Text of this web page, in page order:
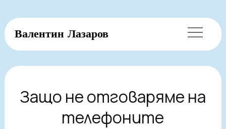
Skip
to
content
Валентин Лазаров
Защо не отговаряме на
телефоните